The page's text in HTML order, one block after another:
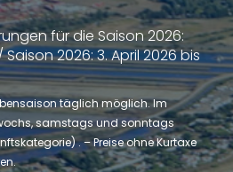
für die Saison 2026:
2026: 3. April 2026 bis
täglich möglich. Im
samstags und sonntags
. – Preise ohne Kurtaxe